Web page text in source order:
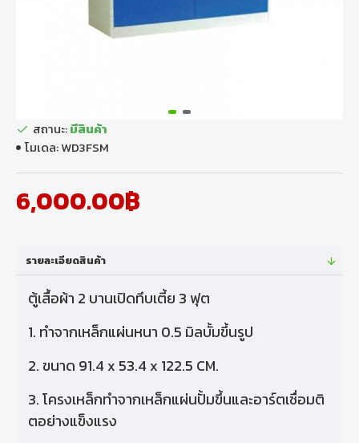
6,000.00฿
สถานะ:มีสินค้า
โมเดล:WD3FSM
รายละเอียดสินค้า
ตู้เสื้อผ้า 2 บานเปิดทึบเตี้ย 3 ฟุต
1. ทําจากเหล็กแผ่นหนา 0.5 มิลบั้มขึ้นรูป
2. ขนาด 91.4 x 53.4 x 122.5 CM.
3. โครงเหล็กทําจากเหล็กแผ่นปั้มขึ้นและอาร์ตเชื่อมติ
ตอย่างแข็งแรง